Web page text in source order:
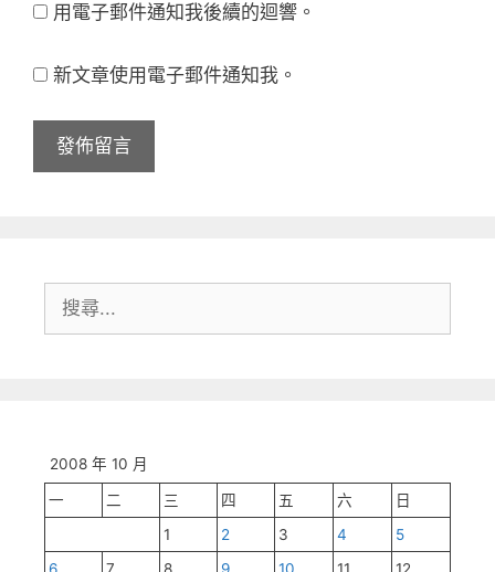
地
網
網
用電子郵件通知我後續的迴響。
新文章使用電子郵件通知我。
尋:
2008 年 10 月
一 二 三 四 五 六
日
1
2 3 4
5